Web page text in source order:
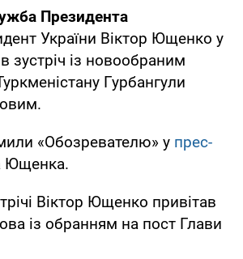
Президента
України Віктор Ющенко у
зустріч із новообраним
Гурбангули
«Обозревателю» у прес-
Ющенка.
Віктор Ющенко привітав
із обранням на пост Глави